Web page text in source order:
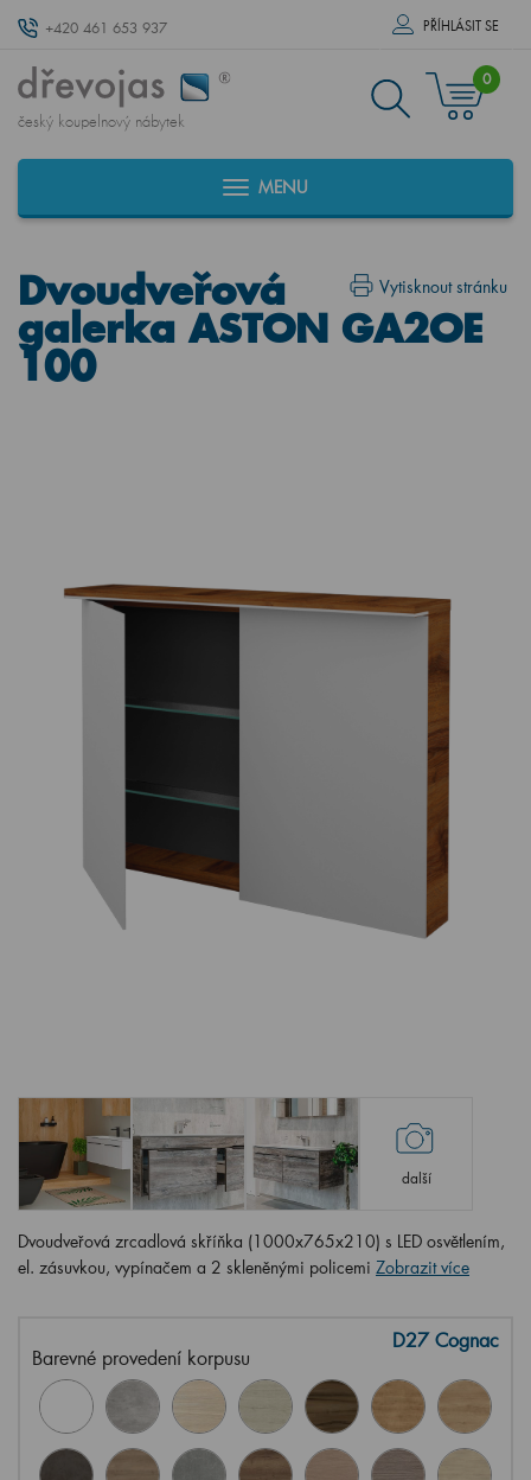
+420 461 653 937 PŘÍHLÁSIT SE
český koupelnový nábytek
0
MENU
Vytisknout stránku
Dvoudveřová
galerka ASTON GA2OE
100
další
Dvoudveřová zrcadlová skříňka (1000x765x210) s LED osvětlením,
el. zásuvkou, vypínačem a 2 skleněnými policemi Zobrazit více
Barevné provedení korpusu
D27 Cognac